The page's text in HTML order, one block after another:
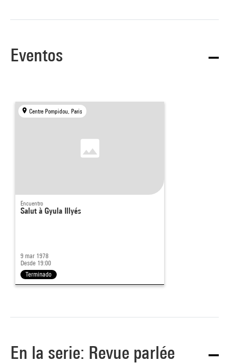
Eventos
Centre Pompidou, Paris
Encuentro
Salut à Gyula Illyés
9 mar 1978
Desde 19:00
Terminado
En la serie: Revue parlée